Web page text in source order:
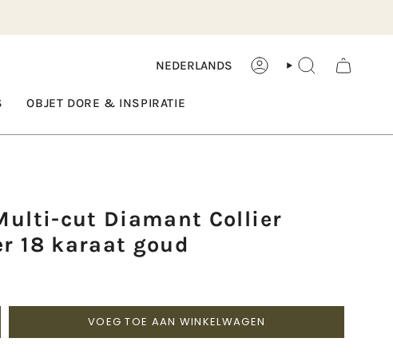
Taal
NEDERLANDS ACCOUNTZOEK
OBJET DORE & INSPIRATIE
cut Diamant Collier
18 karaat goud
VOEG TOE AAN WINKELWAGEN